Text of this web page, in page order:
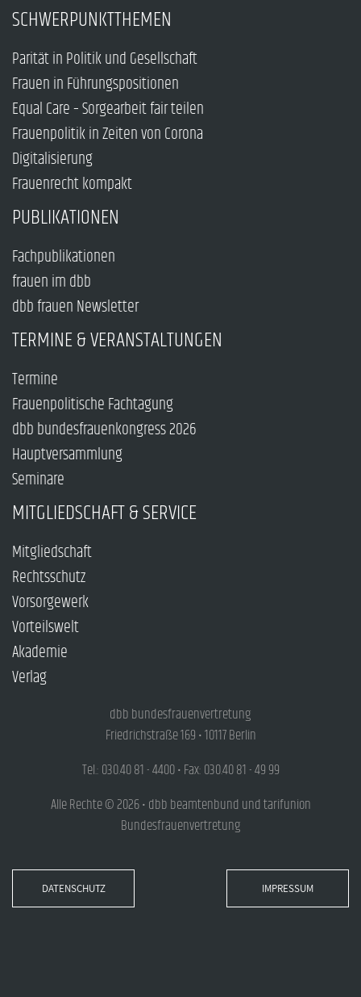
SCHWERPUNKTTHEMEN
Parität in Politik und Gesellschaft
Frauen in Führungspositionen
Equal Care – Sorgearbeit fair teilen
Frauenpolitik in Zeiten von Corona
Digitalisierung
Frauenrecht kompakt
PUBLIKATIONEN
Fachpublikationen
frauen im dbb
dbb frauen Newsletter
TERMINE & VERANSTALTUNGEN
Termine
Frauenpolitische Fachtagung
dbb bundesfrauenkongress 2026
Hauptversammlung
Seminare
MITGLIEDSCHAFT & SERVICE
Mitgliedschaft
Rechtsschutz
Vorsorgewerk
Vorteilswelt
Akademie
Verlag
dbb bundesfrauenvertretung
Friedrichstraße 169 • 10117 Berlin
Tel.: 030.40 81 - 4400 • Fax: 030.40 81 - 49 99
Alle Rechte © 2026 • dbb beamtenbund und tarifunion
Bundesfrauenvertretung
DATENSCHUTZ IMPRESSUM